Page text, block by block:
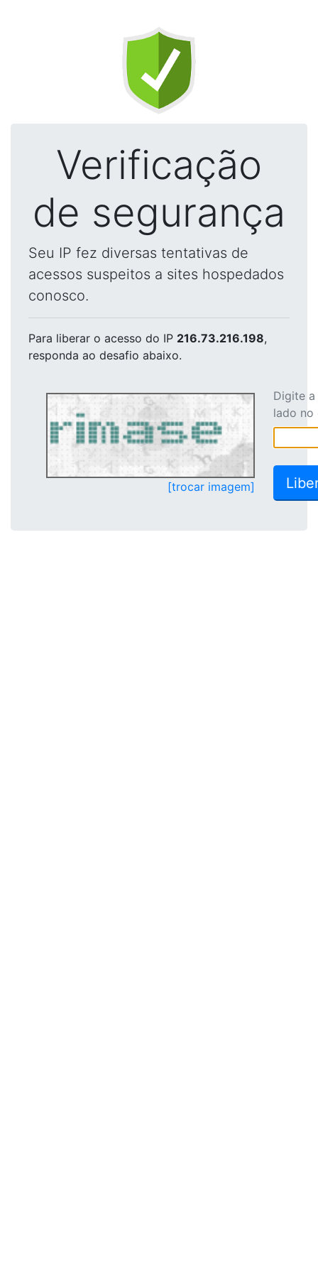
Verificação
de segurança
Seu IP fez diversas tentativas de
acessos suspeitos a sites hospedados
conosco.
Para liberar o acesso do IP 216.73.216.198,
responda ao desafio abaixo.
[trocar imagem]
Digite
lado no